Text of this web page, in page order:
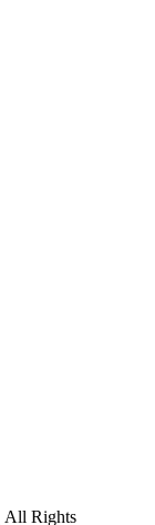
All Rights